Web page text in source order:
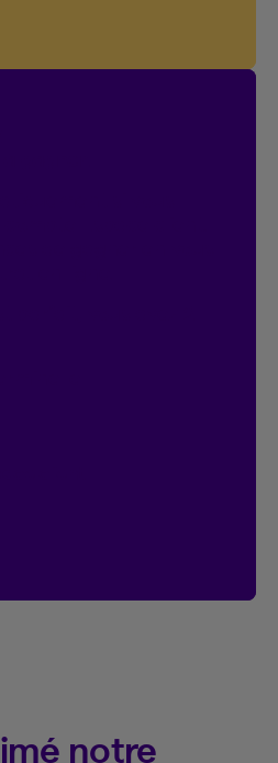
du concours Vous
notre